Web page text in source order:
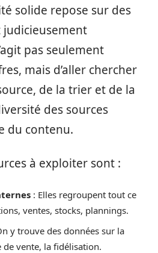
solide repose sur des
judicieusement
pas seulement
mais d’aller chercher
de la trier et de la
des sources
du contenu.
à exploiter sont :
: Elles regroupent tout ce
ventes, stocks, plannings.
y trouve des données sur la
vente, la fidélisation.